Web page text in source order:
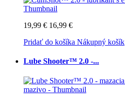
19,99 € 16,99 €
Pridať do košíka Nákupný košík
Lube Shooter™ 2.0 -...